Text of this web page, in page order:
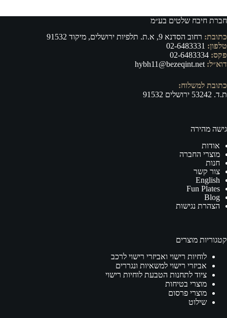
חברת חיבח שלטים בע״מ
כתובת: רחוב הסדנא 9, א.ת. תלפיות ירושלים, מיקוד 91532
טלפון: 02-6483331
פקס:
דוא״ל: hybh11@bezeqint.net
כתובת למשלוח:
ת.ד. 53242 ירושלים 91532
גישה מהירה
אודות
מוצרי החברה
חנות
צור קשר
English
Fun Plates
Blog
הצהרת נגישות
קטגוריות מוצרים
לוחיות רישוי ואביזרי רישוי לרכב
אביזרי רישוי למשאיות ונגררים
ציוד לתחנות הטבעת לוחיות רישוי
מוצרי בטיחות
מוצרי פרסום
שילוט